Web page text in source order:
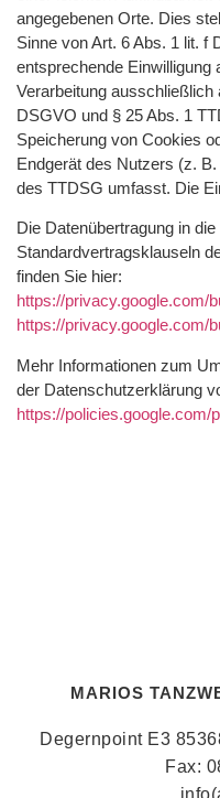
angegebenen Orte. Dies
Sinne von Art. 6 Abs. 1 lit. f
entsprechende Einwilligung
Verarbeitung ausschließlich
DSGVO und § 25 Abs. 1
Speicherung von Cookies
Endgerät des Nutzers (z.
des TTDSG umfasst. Die
Die Datenübertragung in
Standardvertragsklauseln
finden Sie hier:
https://privacy.google.com/
https://privacy.google.com/
Mehr Informationen zum
der Datenschutzerklärung
https://policies.google.com/
MARIOS
Degernpoint E3
Fax: